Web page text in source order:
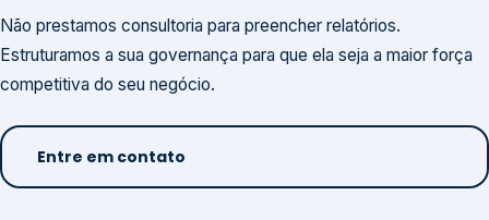
Não prestamos consultoria para preencher relatórios.
Estruturamos a sua governança para que ela seja a maior força
competitiva do seu negócio.
Entre em contato